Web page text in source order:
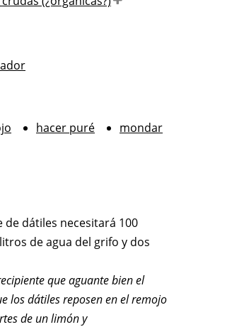
hacer puré
mondar
dátiles necesitará 100
de agua del grifo y dos
que aguante bien el
los dátiles reposen en el remojo
de un limón y